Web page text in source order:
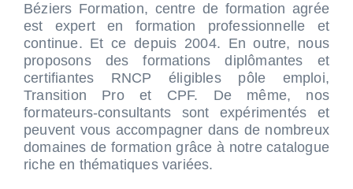
Béziers Formation, centre de formation agrée
est expert en formation professionnelle et
continue. Et ce depuis 2004. En outre, nous
proposons des formations diplômantes et
certifiantes RNCP éligibles pôle emploi,
Transition Pro et CPF. De même, nos
formateurs-consultants sont expérimentés et
peuvent vous accompagner dans de nombreux
domaines de formation grâce à notre catalogue
riche en thématiques variées.